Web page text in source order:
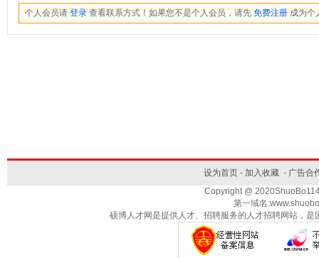
个人会员请 登录 查看联系方式！如果您不是个人会员，请先 免费注册 成为个
设为首页- 加入收藏- 广告合
Copyright @
第一域名
硕博人才网是提供人才、招聘服务的人才招聘网站，